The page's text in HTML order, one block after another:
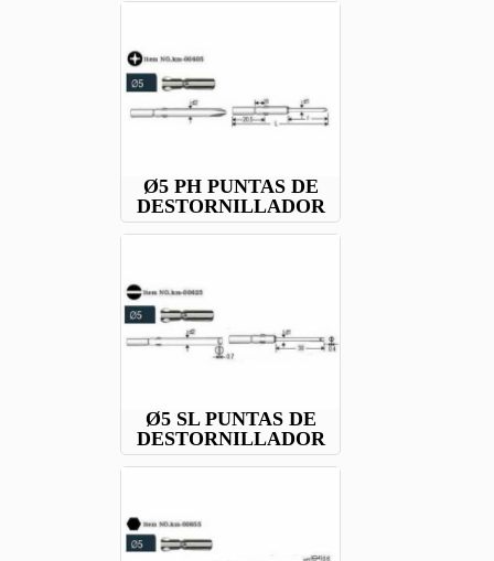
Ø5 PH PUNTAS DE
DESTORNILLADOR
Ø5 SL PUNTAS DE
DESTORNILLADOR